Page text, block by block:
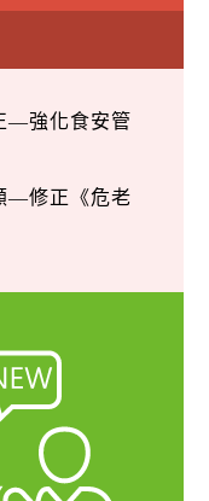
—強化食安管
—修正《危老